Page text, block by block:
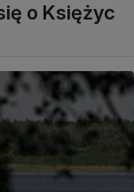
o Księżyc